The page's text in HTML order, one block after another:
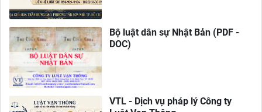
Bộ luật dân sự Nhật Bản (PDF -
DOC)
VTL - Dịch vụ pháp lý Công ty